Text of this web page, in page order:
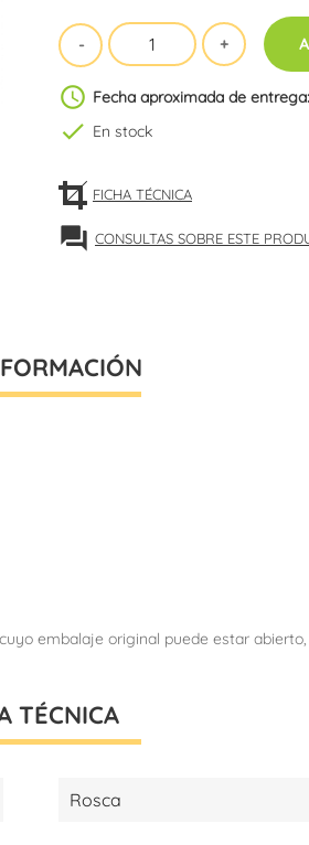
schedule Fecha aproximada de entrega:
check En stock
FICHA TÉCNICA
forum CONSULTAS SOBRE ESTE
embalaje original puede estar
TÉCNICA
Rosca